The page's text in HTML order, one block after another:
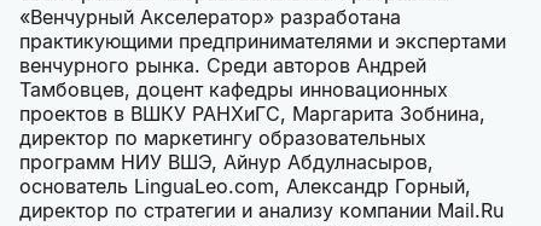
«Венчурный Акселератор» разработана
практикующими предпринимателями и экспертами
венчурного рынка. Среди авторов Андрей
Тамбовцев, доцент кафедры инновационных
проектов в ВШКУ РАНХиГС, Маргарита Зобнина,
директор по маркетингу образовательных
программ НИУ ВШЭ, Айнур Абдулнасыров,
основатель LinguaLeo.com, Александр Горный,
директор по стратегии и анализу компании Mail.Ru